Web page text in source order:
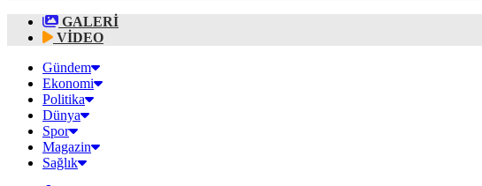
GALERİ
VİDEO
Gündem
Ekonomi
Politika
Dünya
Spor
Magazin
Sağlık